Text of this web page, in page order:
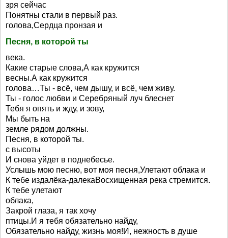
зря сейчас
Понятны стали в первый раз.
голова,Сердца пронзая и
Песня, в которой ты
века.
Какие старые слова,А как кружится
весны.А как кружится
голова…Ты - всё, чем дышу, и всё, чем живу.
Ты - голос любви и Серебряный луч блеснет
Тебя я опять и жду, и зову,
Мы быть на
земле рядом должны.
Песня, в которой ты.
с высоты
И снова уйдет в поднебесье.
Услышь мою песню, вот моя песня,Улетают облака и
К тебе издалёка-далекаВосхищенная река стремится.
К тебе улетают
облака,
Закрой глаза, я так хочу
птицы.И я тебя обязательно найду,
Обязательно найду, жизнь моя!И, нежность в душе